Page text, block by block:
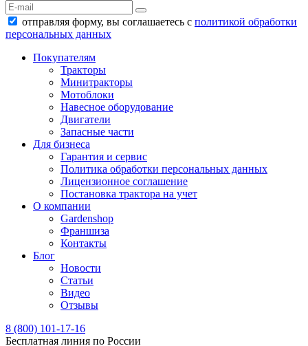
отправляя форму, вы соглашаетесь с политикой обработки
персональных данных
Покупателям
Тракторы
Минитракторы
Мотоблоки
Навесное оборудование
Двигатели
Запасные части
Для бизнеса
Гарантия и сервис
Политика обработки персональных данных
Лицензионное соглашение
Постановка трактора на учет
О компании
Gardenshop
Франшиза
Контакты
Блог
Новости
Статьи
Видео
Отзывы
8 (800) 101-17-16
Бесплатная линия по России